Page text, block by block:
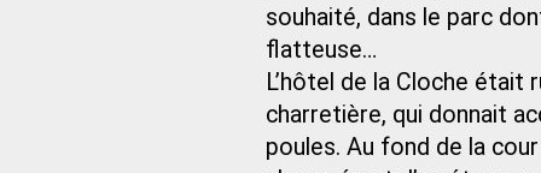
souhaité, dans le parc
flatteuse…
L’hôtel de la Cloche était
charretière, qui donnait
poules. Au fond de la